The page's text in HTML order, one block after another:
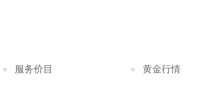
服务价目 黄金行情